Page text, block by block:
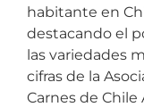
habitante en
destacando el
las variedades
cifras de la
Carnes de Chile